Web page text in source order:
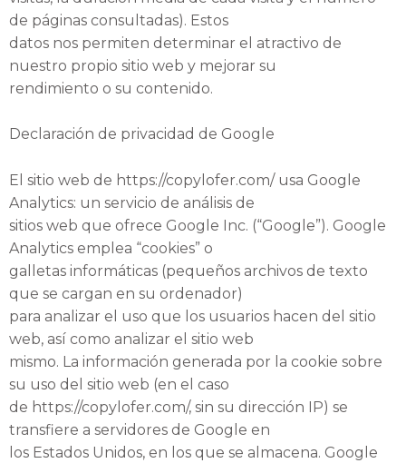
de páginas consultadas). Estos
datos nos permiten determinar el atractivo de
nuestro propio sitio web y mejorar su
rendimiento o su contenido.
Declaración de privacidad de Google
El sitio web de https://copylofer.com/ usa Google
Analytics: un servicio de análisis de
sitios web que ofrece Google Inc. (“Google”). Google
Analytics emplea “cookies” o
galletas informáticas (pequeños archivos de texto
que se cargan en su ordenador)
para analizar el uso que los usuarios hacen del sitio
web, así como analizar el sitio web
mismo. La información generada por la cookie sobre
su uso del sitio web (en el caso
de https://copylofer.com/, sin su dirección IP) se
transfiere a servidores de Google en
los Estados Unidos, en los que se almacena. Google